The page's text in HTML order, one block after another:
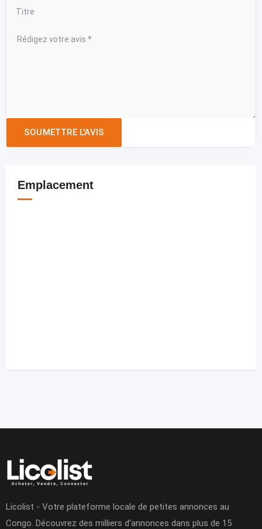
Emplacement
Licolist - Votre plateforme locale de petites annonces au
Congo. Découvrez des milliers d’annonces dans plus de 15